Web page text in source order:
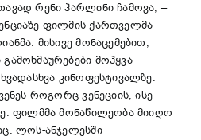
რენი ჰარლინი ჩამოვა, –
ფილმის ქართველმა
მისივე მონაცემებით,
მოჰყვა
კინოფესტივალზე.
როგორც ვენეციის, ისე
ფილმმა მონაწილეობა მიიღო
ლოს-ანჯელესში